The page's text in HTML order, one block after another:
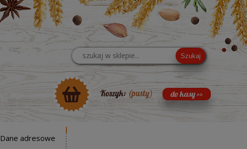
Szukaj
Koszyk: (pusty)
Dane adresowe